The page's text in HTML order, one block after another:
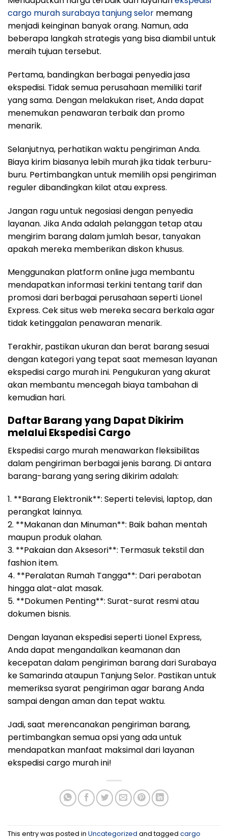
cargo murah surabaya tanjung selor memang
menjadi keinginan banyak orang. Namun, ada
beberapa langkah strategis yang bisa diambil untuk
meraih tujuan tersebut.
Pertama, bandingkan berbagai penyedia jasa
ekspedisi. Tidak semua perusahaan memiliki tarif
yang sama. Dengan melakukan riset, Anda dapat
menemukan penawaran terbaik dan promo
menarik.
Selanjutnya, perhatikan waktu pengiriman Anda.
Biaya kirim biasanya lebih murah jika tidak terburu-
buru. Pertimbangkan untuk memilih opsi pengiriman
reguler dibandingkan kilat atau express.
Jangan ragu untuk negosiasi dengan penyedia
layanan. Jika Anda adalah pelanggan tetap atau
mengirim barang dalam jumlah besar, tanyakan
apakah mereka memberikan diskon khusus.
Menggunakan platform online juga membantu
mendapatkan informasi terkini tentang tarif dan
promosi dari berbagai perusahaan seperti Lionel
Express. Cek situs web mereka secara berkala agar
tidak ketinggalan penawaran menarik.
Terakhir, pastikan ukuran dan berat barang sesuai
dengan kategori yang tepat saat memesan layanan
ekspedisi cargo murah ini. Pengukuran yang akurat
akan membantu mencegah biaya tambahan di
kemudian hari.
Daftar Barang yang Dapat Dikirim
melalui Ekspedisi Cargo
Ekspedisi cargo murah menawarkan fleksibilitas
dalam pengiriman berbagai jenis barang. Di antara
barang-barang yang sering dikirim adalah:
1. **Barang Elektronik**: Seperti televisi, laptop, dan
perangkat lainnya.
2. **Makanan dan Minuman**: Baik bahan mentah
maupun produk olahan.
3. **Pakaian dan Aksesori**: Termasuk tekstil dan
fashion item.
4. **Peralatan Rumah Tangga**: Dari perabotan
hingga alat-alat masak.
5. **Dokumen Penting**: Surat-surat resmi atau
dokumen bisnis.
Dengan layanan ekspedisi seperti Lionel Express,
Anda dapat mengandalkan keamanan dan
kecepatan dalam pengiriman barang dari Surabaya
ke Samarinda ataupun Tanjung Selor. Pastikan untuk
memeriksa syarat pengiriman agar barang Anda
sampai dengan aman dan tepat waktu.
Jadi, saat merencanakan pengiriman barang,
pertimbangkan semua opsi yang ada untuk
mendapatkan manfaat maksimal dari layanan
ekspedisi cargo murah ini!
This entry was posted in Uncategorized and tagged cargo